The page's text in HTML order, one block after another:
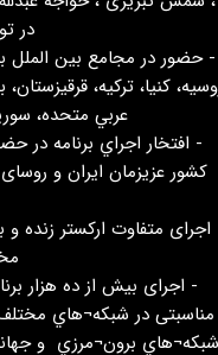
در
كنيا، تركيه،
عربي متحده،
- افتخار اجراي برنامه در
کشور عزیزمان ایران و
متفاوت ارکستر زنده
- اجرای بیش از ده هزار
مناسبتی در شبكه¬هاي